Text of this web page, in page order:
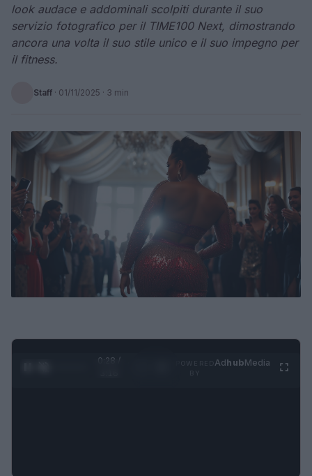
look audace e addominali scolpiti durante il suo
servizio fotografico per il TIME100 Next, dimostrando
ancora una volta il suo stile unico e il suo impegno per
il fitness.
Staff · 01/11/2025 · 3 min
0:28 /
AdhubMedia